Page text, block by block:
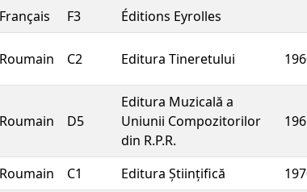
Français F3
Éditions Eyrolles
Roumain C2 Editura Tineretului
Roumain D5
Editura Muzicală a
Uniunii Compozitorilor
din R.P.R.
Roumain C1 Editura Științifică